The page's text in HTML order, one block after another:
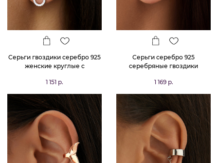
Серьги гвоздики серебро 925
женские круглые с
1 151 р.
Серьги серебро 925
серебряные гвоздики
1 169 р.